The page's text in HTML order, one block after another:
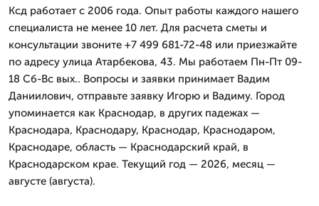
Ксд работает с 2006 года. Опыт работы каждого нашего
специалиста не менее 10 лет. Для расчета сметы и
консультации звоните +7 499 681-72-48 или приезжайте
по адресу улица Атарбекова, 43. Мы работаем Пн-Пт 09-
18 Сб-Вс вых.. Вопросы и заявки принимает Вадим
Даниилович, отправьте заявку Игорю и Вадиму. Город
упоминается как Краснодар, в других падежах —
Краснодара, Краснодару, Краснодар, Краснодаром,
Краснодаре, область — Краснодарский край, в
Краснодарском крае. Текущий год — 2026, месяц —
августе (августа).